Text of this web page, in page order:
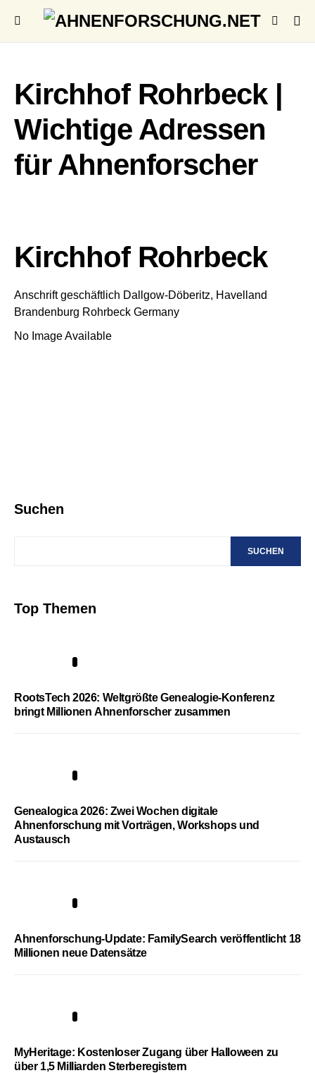
Kirchhof Rohrbeck |
Wichtige Adressen
für Ahnenforscher
Kirchhof Rohrbeck
Anschrift geschäftlich Dallgow-Döberitz, Havelland
Brandenburg Rohrbeck Germany
No Image Available
Suchen
SUCHEN
Top Themen
RootsTech 2026: Weltgrößte Genealogie-Konferenz
bringt Millionen Ahnenforscher zusammen
Genealogica 2026: Zwei Wochen digitale
Ahnenforschung mit Vorträgen, Workshops und
Austausch
Ahnenforschung-Update: FamilySearch veröffentlicht 18
Millionen neue Datensätze
MyHeritage: Kostenloser Zugang über Halloween zu
über 1,5 Milliarden Sterberegistern